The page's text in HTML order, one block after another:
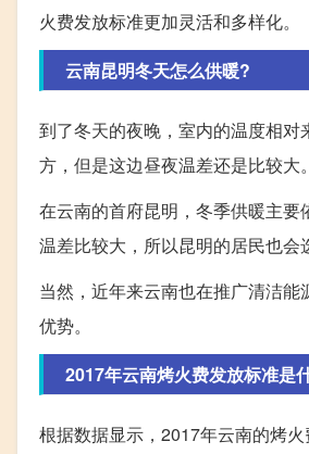
火费发放标准更加灵活和多样化。
云南昆明冬天怎么供暖?
到了冬天的夜晚，室内的温度相
方，但是这边昼夜温差还是比较大。
在云南的首府昆明，冬季供暖主
温差比较大，所以昆明的居民也会
当然，近年来云南也在推广清洁
优势。
2017年云南烤火费发放标准是
根据数据显示，2017年云南的烤